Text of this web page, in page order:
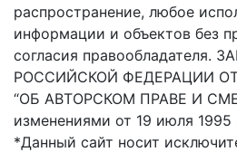
распространение, любое
информации и объектов без
согласия
РОССИЙСКОЙ ФЕДЕРАЦИИ ОТ
“ОБ АВТОРСКОМ ПРАВЕ И
изменениями от 19 июля 1995
*Данный сайт носит